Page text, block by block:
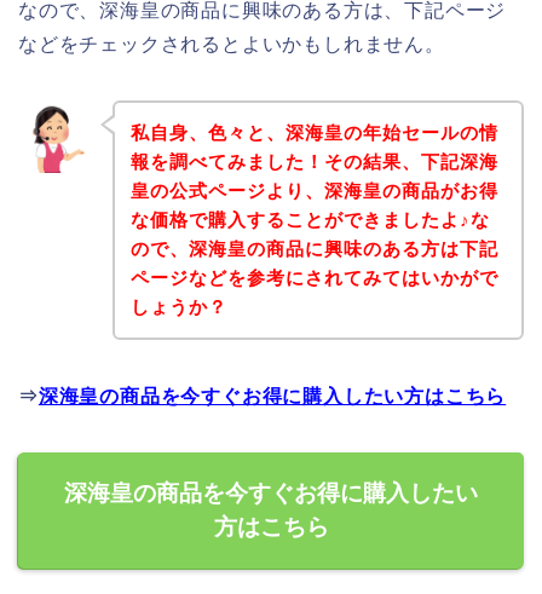
なので、深海皇の商品に興味のある方は、下記ページ
などをチェックされるとよいかもしれません。
私自身、色々と、深海皇の年始セールの情
報を調べてみました！その結果、下記深海
皇の公式ページより、深海皇の商品がお得
な価格で購入することができましたよ♪な
ので、深海皇の商品に興味のある方は下記
ページなどを参考にされてみてはいかがで
しょうか？
⇒深海皇の商品を今すぐお得に購入したい方はこちら
深海皇の商品を今すぐお得に購入したい
方はこちら